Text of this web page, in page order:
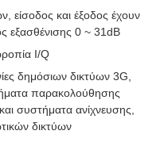
είσοδος και έξοδος έχουν
εξασθένισης 0 ~ 31dB
I/Q
δημόσιων δικτύων 3G,
παρακολούθησης
συστήματα ανίχνευσης,
δικτύων